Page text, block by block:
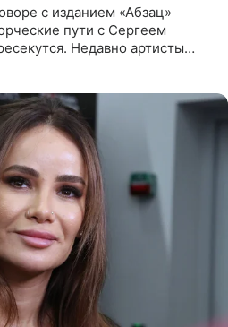
с изданием «Абзац»
пути с Сергеем
Недавно артисты